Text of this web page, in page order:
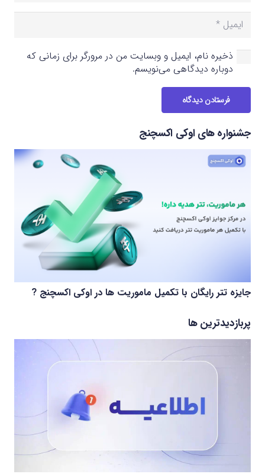
ذخیره نام، ایمیل و وبسایت من در مرورگر برای زمانی که
دوباره دیدگاهی می‌نویسم.
فرستادن دیدگاه
جشنواره های اوکی اکسچنج
جایزه تتر رایگان با تکمیل ماموریت ها در اوکی اکسچنج ?
پربازدیدترین ها